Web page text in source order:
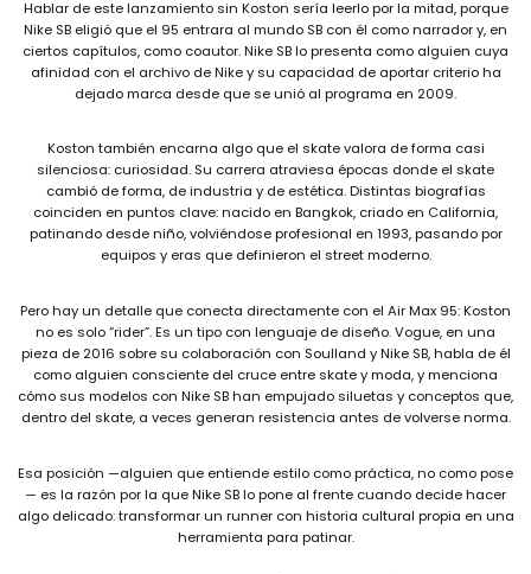
Hablar de este lanzamiento sin Koston sería leerlo por la mitad, porque
Nike SB eligió que el 95 entrara al mundo SB con él como narrador y, en
ciertos capítulos, como coautor. Nike SB lo presenta como alguien cuya
afinidad con el archivo de Nike y su capacidad de aportar criterio ha
dejado marca desde que se unió al programa en 2009.
Koston también encarna algo que el skate valora de forma casi
silenciosa: curiosidad. Su carrera atraviesa épocas donde el skate
cambió de forma, de industria y de estética. Distintas biografías
coinciden en puntos clave: nacido en Bangkok, criado en California,
patinando desde niño, volviéndose profesional en 1993, pasando por
equipos y eras que definieron el street moderno.
Pero hay un detalle que conecta directamente con el Air Max 95: Koston
no es solo “rider”. Es un tipo con lenguaje de diseño. Vogue, en una
pieza de 2016 sobre su colaboración con Soulland y Nike SB, habla de él
como alguien consciente del cruce entre skate y moda, y menciona
cómo sus modelos con Nike SB han empujado siluetas y conceptos que,
dentro del skate, a veces generan resistencia antes de volverse norma.
Esa posición —alguien que entiende estilo como práctica, no como pose
— es la razón por la que Nike SB lo pone al frente cuando decide hacer
algo delicado: transformar un runner con historia cultural propia en una
herramienta para patinar.